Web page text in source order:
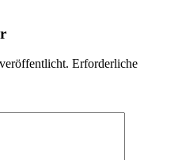
Erforderliche